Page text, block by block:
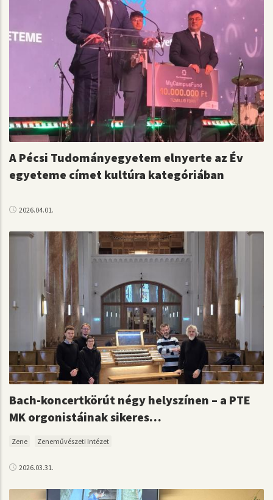
A Pécsi Tudományegyetem elnyerte az Év
egyeteme címet kultúra kategóriában
2026.04.01.
Bach-koncertkörút négy helyszínen – a PTE
MK orgonistáinak sikeres…
Zene Zeneművészeti Intézet
2026.03.31.